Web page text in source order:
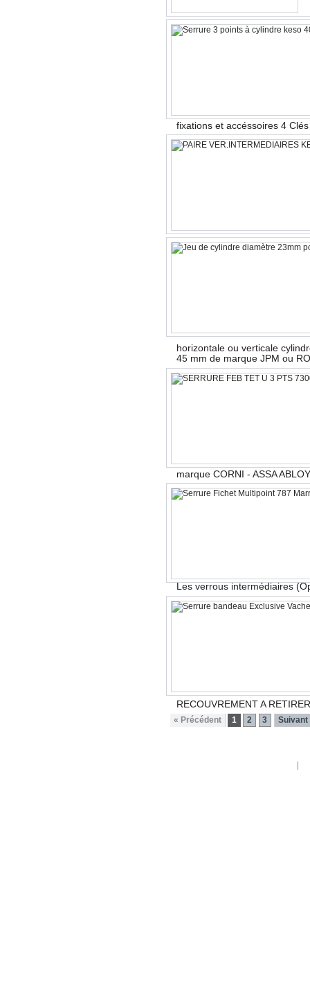
fixations et accéssoires 4
horizontale ou verticale
45 mm de marque JPM ou
marque CORNI - ASSA
Les verrous intermédiaires
RECOUVREMENT A
« Précédent 1 2 3 Suivant